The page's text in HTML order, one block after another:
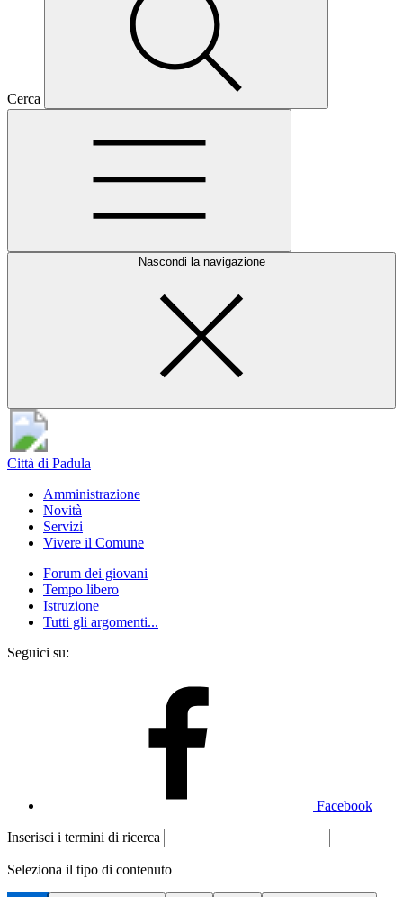
Cerca
Nascondi la navigazione
Città di Padula
Amministrazione
Novità
Servizi
Vivere il Comune
Forum dei giovani
Tempo libero
Istruzione
Tutti gli argomenti...
Seguici su:
Facebook
Inserisci i termini di ricerca
Seleziona il tipo di contenuto